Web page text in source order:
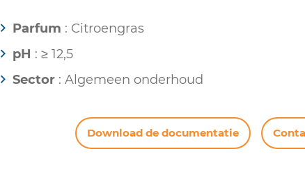
Parfum : Citroengras
pH : ≥ 12,5
Sector : Algemeen onderhoud
Download de documentatie